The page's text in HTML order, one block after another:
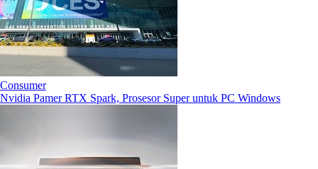
Consumer
Nvidia Pamer RTX Spark, Prosesor Super untuk PC Windows